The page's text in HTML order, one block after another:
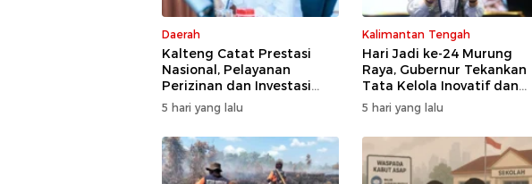
Daerah
Kalteng Catat Prestasi
Nasional, Pelayanan
Perizinan dan Investasi
Raih Predikat Sangat Baik
5 hari yang lalu
Kalimantan Tengah
Hari Jadi ke-24 Murung
Raya, Gubernur Tekankan
Tata Kelola Inovatif dan
Kesiapsiagaan Karhutla
5 hari yang lalu